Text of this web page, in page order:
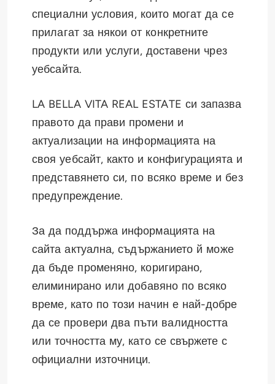
специални условия, които могат да се
прилагат за някои от конкретните
продукти или услуги, доставени чрез
уебсайта.
LA BELLA VITA REAL ESTATE си запазва
правото да прави промени и
актуализации на информацията на
своя уебсайт, както и конфигурацията и
представянето си, по всяко време и без
предупреждение.
За да поддържа информацията на
сайта актуална, съдържанието й може
да бъде променяно, коригирано,
елиминирано или добавяно по всяко
време, като по този начин е най-добре
да се провери два пъти валидността
или точността му, като се свържете с
официални източници.